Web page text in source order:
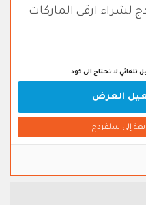
لشراء ارقى الماركات
تلقائي لا تحتاج الى كود
العرض
إلى سلفردج